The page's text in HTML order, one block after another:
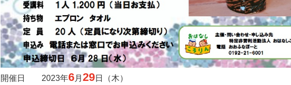
開催日 2023年6月 29日（木）